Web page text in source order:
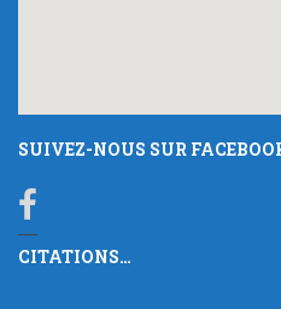
SUIVEZ-NOUS SUR
CITATIONS…